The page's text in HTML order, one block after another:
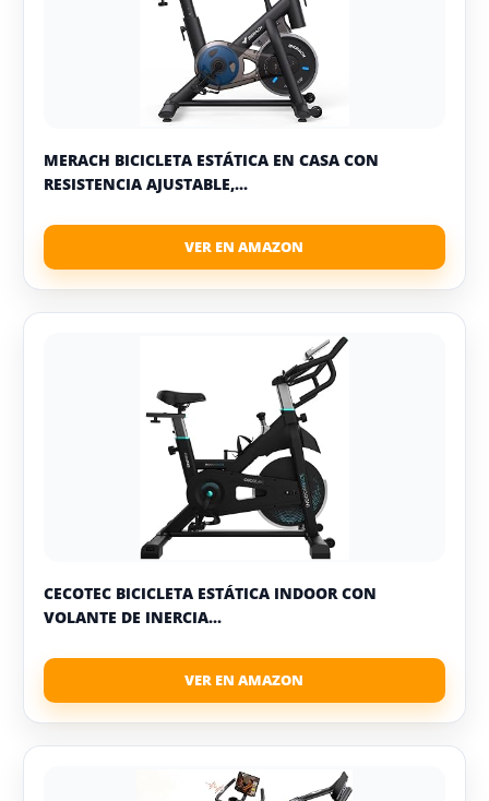
MERACH BICICLETA ESTÁTICA EN CASA CON
RESISTENCIA AJUSTABLE,...
CECOTEC BICICLETA ESTÁTICA INDOOR CON
VOLANTE DE INERCIA...